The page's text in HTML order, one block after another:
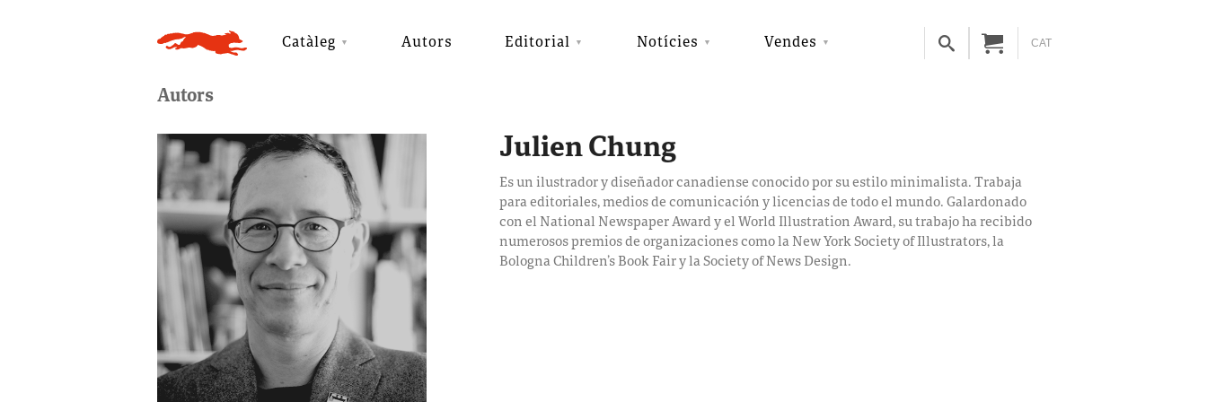
Catàleg Autors Editorial Notícies Vendes CAT
Autors
Julien Chung
Es un ilustrador y diseñador canadiense conocido por su estilo minimalista. Trabaja
para editoriales, medios de comunicación y licencias de todo el mundo. Galardonado
con el National Newspaper Award y el World Illustration Award, su trabajo ha recibido
numerosos premios de organizaciones como la New York Society of Illustrators, la
Bologna Children’s Book Fair y la Society of News Design.